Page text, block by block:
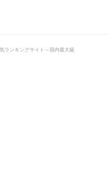
ランキングサイト～国内最大級